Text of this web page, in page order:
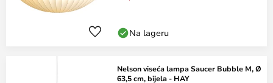
Na lageru
Nelson viseća lampa Saucer Bubble M, Ø
63,5 cm, bijela - HAY